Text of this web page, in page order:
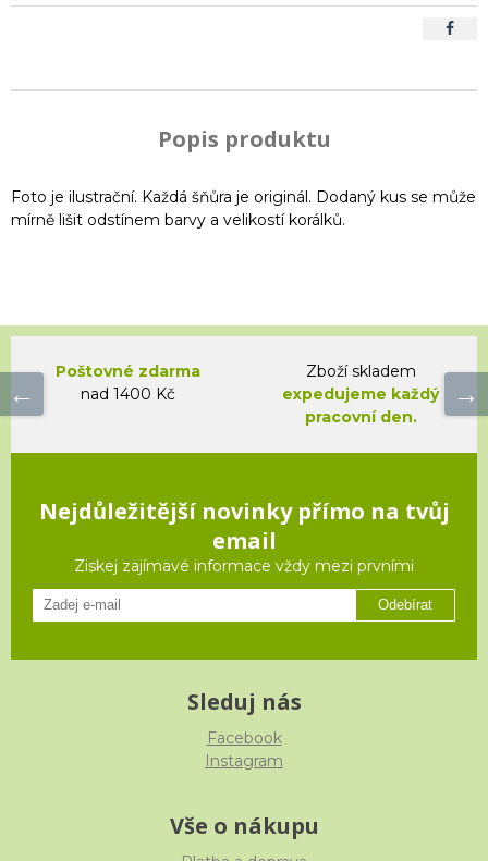
Popis produktu
Foto je ilustrační. Každá šňůra je originál. Dodaný kus se může
mírně lišit odstínem barvy a velikostí korálků.
Poštovné zdarma
nad 1400 Kč
Zboží skladem
expedujeme každý
pracovní den.
Nejdůležitější novinky přímo na tvůj
email
Ziskej zajímavé informace vždy mezi prvními
Odebírat
Sleduj nás
Facebook
Instagram
Vše o nákupu